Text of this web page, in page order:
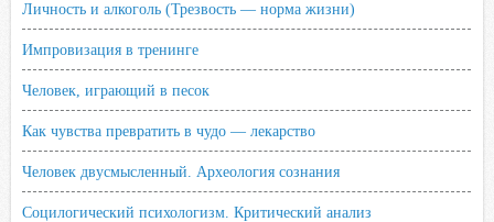
Личность и алкоголь (Трезвость — норма жизни)
Импровизация в тренинге
Человек, играющий в песок
Как чувства превратить в чудо — лекарство
Человек двусмысленный. Археология сознания
Социлогический психологизм. Критический анализ